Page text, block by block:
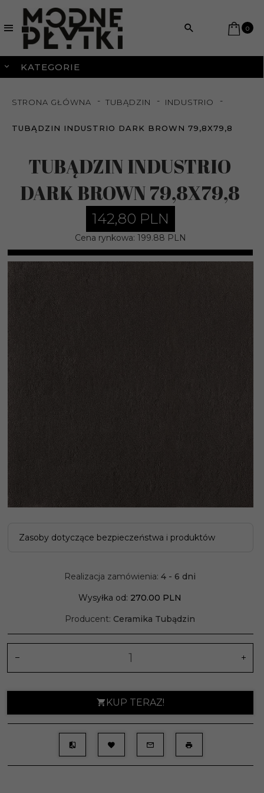
0
KATEGORIE
STRONA GŁÓWNA TUBĄDZIN INDUSTRIO
TUBĄDZIN INDUSTRIO DARK BROWN 79,8X79,8
TUBĄDZIN INDUSTRIO
DARK BROWN 79,8X79,8
142,80 PLN
Cena rynkowa: 199.88 PLN
Zasoby dotyczące bezpieczeństwa i produktów
Realizacja zamówienia: 4 - 6 dni
Wysyłka od: 270.00 PLN
Producent: Ceramika Tubądzin
KUP TERAZ!